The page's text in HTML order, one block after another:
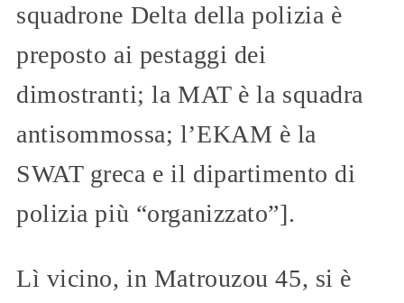
squadrone Delta della polizia è
preposto ai pestaggi dei
dimostranti; la MAT è la squadra
antisommossa; l’EKAM è la
SWAT greca e il dipartimento di
polizia più “organizzato”].
Lì vicino, in Matrouzou 45, si è